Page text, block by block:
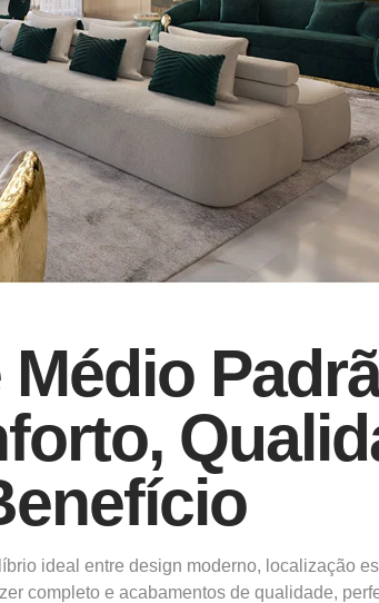
ideal entre design moderno, localização
completo e acabamentos de qualidade,